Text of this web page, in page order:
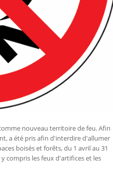
nouveau territoire de feu. Afin
a été pris afin d'interdire d'allumer
boisés et forêts, du 1 avril au 31
compris les feux d'artifices et les